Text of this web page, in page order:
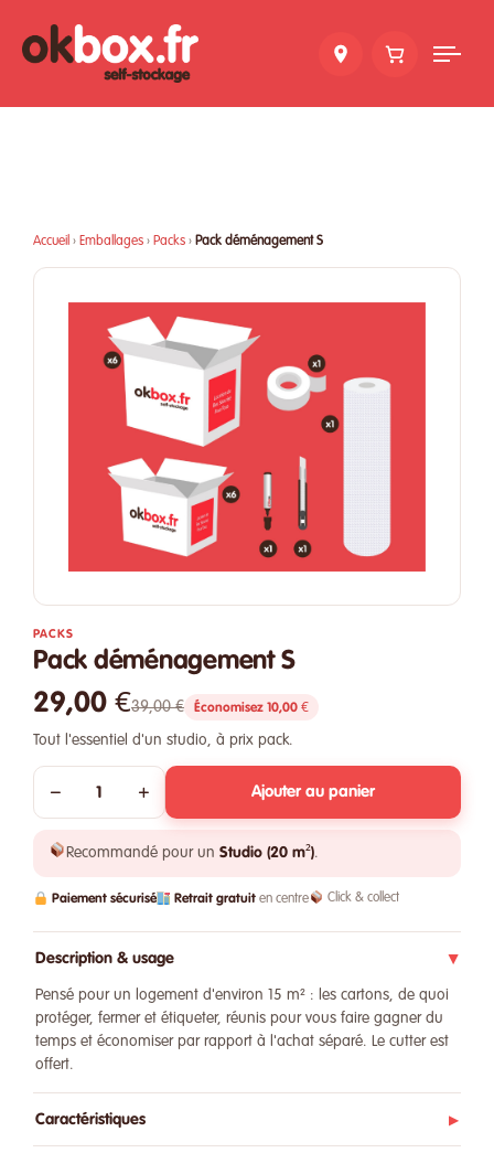
Accueil › Emballages › Packs › Pack déménagement S
PACKS
Pack déménagement S
29,00 €39,00 € Économisez 10,00 €
Tout l'essentiel d'un studio, à prix pack.
− + Ajouter au panier
Recommandé pour un Studio (20 m²).
Paiement sécurisé Retrait gratuit en centre Click & collect
Description & usage ▶
Pensé pour un logement d'environ 15 m² : les cartons, de quoi
protéger, fermer et étiqueter, réunis pour vous faire gagner du
temps et économiser par rapport à l'achat séparé. Le cutter est
offert.
Caractéristiques ▶